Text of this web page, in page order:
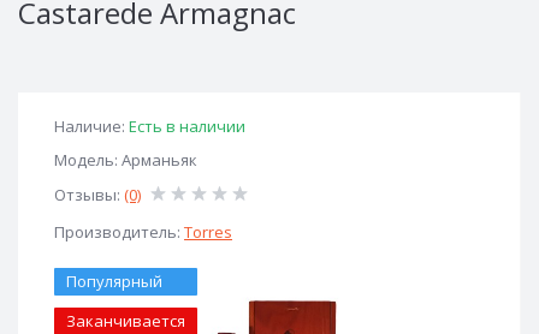
Castarede Armagnac
Наличие: Есть в наличии
Модель: Арманьяк
Отзывы: (0)
Производитель: Torres
Популярный
Заканчивается